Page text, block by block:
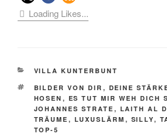
Loading Likes...
KATEGORIEN
VILLA KUNTERBUNT
SCHLAGWÖRTER
BILDER VON DIR , DEINE
HOSEN , ES TUT MIR WEH DICH
JOHANNES STRATE , LAITH AL
TRÄUME , LUXUSLÄRM , SILLY,
TOP-5